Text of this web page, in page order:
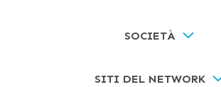
SOCIETÀ
SITI DEL NETWORK